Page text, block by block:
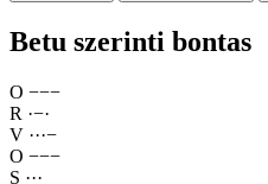
Betu szerinti bontas
O −−−
R ·−·
V ···−
O −−−
S ···